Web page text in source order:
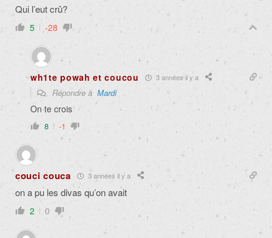
Qui l’eut crû?
5 -28
wh1te powah et coucou 3 années il y a
Répondre à Mardi
On te crois
8 -1
couci couca 3 années il y a
on a pu les divas qu’on avait
2 0